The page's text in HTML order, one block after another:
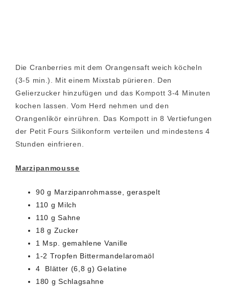
Die Cranberries mit dem Orangensaft weich köcheln
(3-5 min.). Mit einem Mixstab pürieren. Den
Gelierzucker hinzufügen und das Kompott 3-4 Minuten
kochen lassen. Vom Herd nehmen und den
Orangenlikör einrühren. Das Kompott in 8 Vertiefungen
der Petit Fours Silikonform verteilen und mindestens 4
Stunden einfrieren.
Marzipanmousse
90 g Marzipanrohmasse, geraspelt
110 g Milch
110 g Sahne
18 g Zucker
1 Msp. gemahlene Vanille
1-2 Tropfen Bittermandelaromaöl
4 Blätter (6,8 g) Gelatine
180 g Schlagsahne